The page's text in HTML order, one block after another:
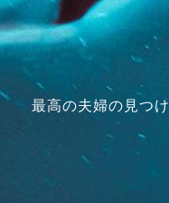
最高の夫婦の見つ